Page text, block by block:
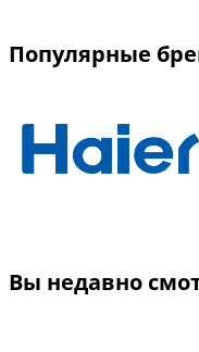
Популярные
Вы недавно